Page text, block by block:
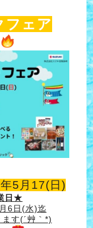
フェア
5月17(日)
日★
6日(水)迄
す(´艸｀*)